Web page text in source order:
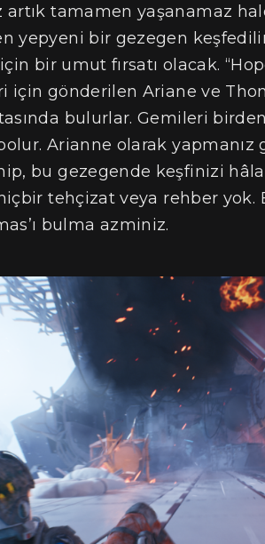
artık tamamen yaşanamaz
yepyeni bir gezegen
bir umut fırsatı olacak.
için gönderilen Ariane ve
bulurlar. Gemileri
Arianne olarak yapmanız
bu gezegende keşfinizi
tehçizat veya rehber yok.
bulma azminiz.